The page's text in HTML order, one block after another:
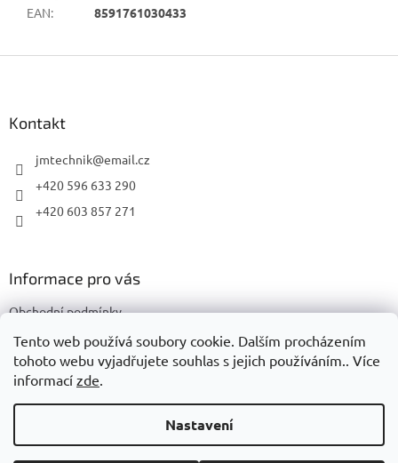
Tento web používá soubory cookie. Dalším procházením
tohoto webu vyjadřujete souhlas s jejich používáním.. Více
informací zde.
Nastavení
EAN: 8591761030433
Kontakt
jmtechnik@email.cz
+420 596 633 290
+420 603 857 271
Informace pro vás
Obchodní podmínky
Podmínky ochrany osobních údajů